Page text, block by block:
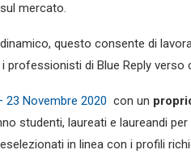
mercato.
questo consente di
di Blue Reply verso
23 Novembre 2020 con un
studenti, laureati e laureandi
in linea con i profili